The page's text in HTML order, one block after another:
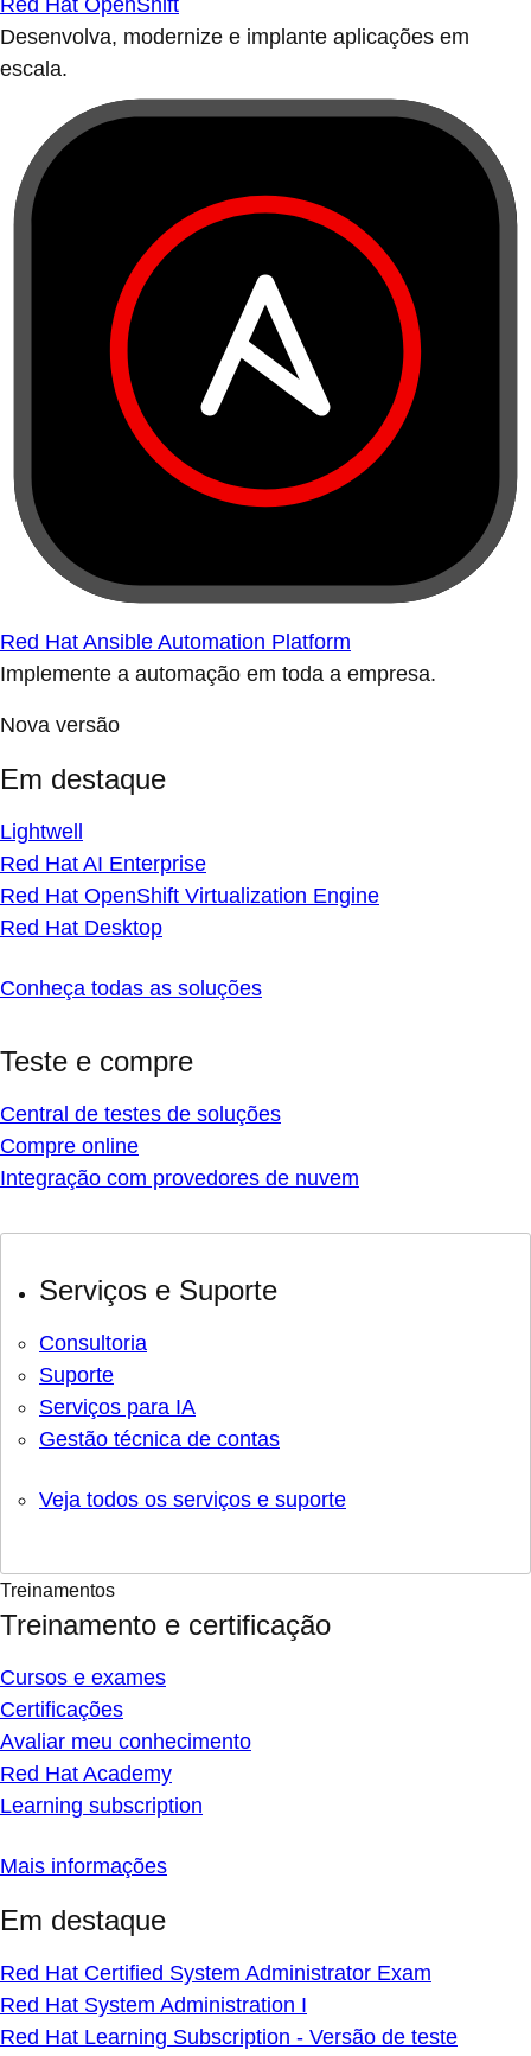
Red Hat OpenShift
Desenvolva, modernize e implante aplicações em
escala.
Red Hat Ansible Automation Platform
Implemente a automação em toda a empresa.
Nova versão
Em destaque
Lightwell
Red Hat AI Enterprise
Red Hat OpenShift Virtualization Engine
Red Hat Desktop
Conheça todas as soluções
Teste e compre
Central de testes de soluções
Compre online
Integração com provedores de nuvem
Serviços e Suporte
Consultoria
Suporte
Serviços para IA
Gestão técnica de contas
Veja todos os serviços e suporte
Treinamentos
Treinamento e certificação
Cursos e exames
Certificações
Avaliar meu conhecimento
Red Hat Academy
Learning subscription
Mais informações
Em destaque
Red Hat Certified System Administrator Exam
Red Hat System Administration I
Red Hat Learning Subscription - Versão de teste